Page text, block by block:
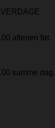
aftenen før.
samme dag.